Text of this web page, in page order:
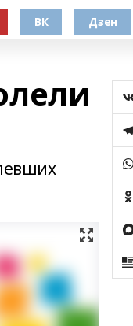
ВК Дзен